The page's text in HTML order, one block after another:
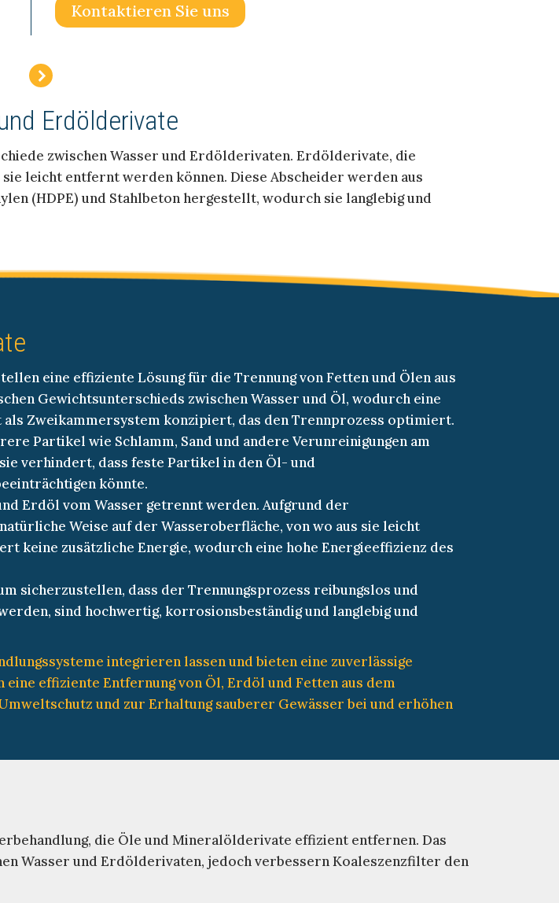
Kontaktieren Sie uns
Erdölderivate
zwischen Wasser und Erdölderivaten. Erdölderivate, die
leicht entfernt werden können. Diese Abscheider werden aus
(HDPE) und Stahlbeton hergestellt, wodurch sie langlebig und
eine effiziente Lösung für die Trennung von Fetten und Ölen aus
Gewichtsunterschieds zwischen Wasser und Öl, wodurch eine
Zweikammersystem konzipiert, das den Trennprozess optimiert.
Partikel wie Schlamm, Sand und andere Verunreinigungen am
verhindert, dass feste Partikel in den Öl- und
könnte.
Erdöl vom Wasser getrennt werden. Aufgrund der
Weise auf der Wasseroberfläche, von wo aus sie leicht
zusätzliche Energie, wodurch eine hohe Energieeffizienz des
sicherzustellen, dass der Trennungsprozess reibungslos und
sind hochwertig, korrosionsbeständig und langlebig und
integrieren lassen und bieten eine zuverlässige
effiziente Entfernung von Öl, Erdöl und Fetten aus dem
und zur Erhaltung sauberer Gewässer bei und erhöhen
die Öle und Mineralölderivate effizient entfernen. Das
Wasser und Erdölderivaten, jedoch verbessern Koaleszenzfilter den